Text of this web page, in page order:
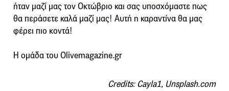
ήταν μαζί μας τον Οκτώβριο και σας υποσχόμαστε πως
θα περάσετε καλά μαζί μας! Αυτή η καραντίνα θα μας
φέρει πιο κοντά!
Η ομάδα του Olivemagazine.gr
Credits: Cayla1, Unsplash.com